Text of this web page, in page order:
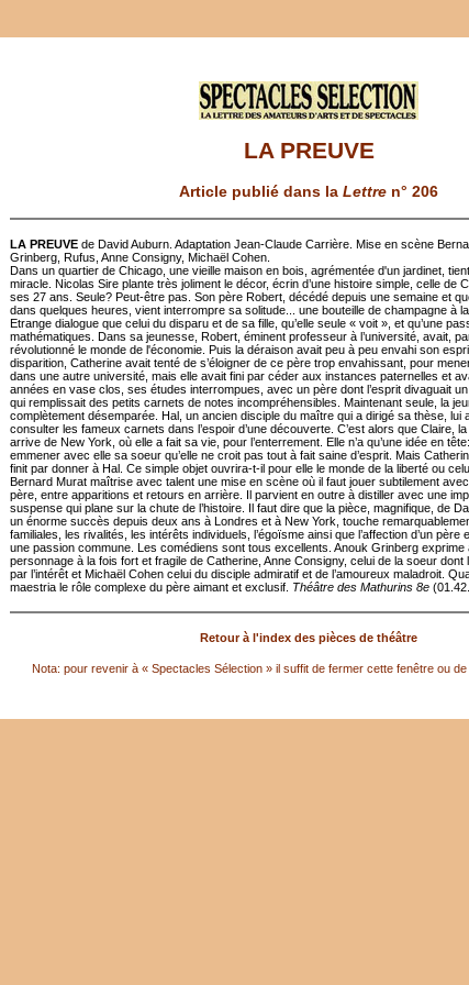
LA PREUVE
Article publié dans la Lettre n° 206
LA PREUVE de David Auburn. Adaptation Jean-Claude Carrière. Mise en scène
Grinberg, Rufus, Anne Consigny, Michaël Cohen.
Dans un quartier de Chicago, une vieille maison en bois, agrémentée d'un jardinet,
miracle. Nicolas Sire plante très joliment le décor, écrin d’une histoire simple, celle de
ses 27 ans. Seule? Peut-être pas. Son père Robert, décédé depuis une semaine et
dans quelques heures, vient interrompre sa solitude... une bouteille de champagne à la
Etrange dialogue que celui du disparu et de sa fille, qu’elle seule « voit », et qu’une
mathématiques. Dans sa jeunesse, Robert, éminent professeur à l’université, avait,
révolutionné le monde de l'économie. Puis la déraison avait peu à peu envahi son
disparition, Catherine avait tenté de s’éloigner de ce père trop envahissant, pour
dans une autre université, mais elle avait fini par céder aux instances paternelles et
années en vase clos, ses études interrompues, avec un père dont l’esprit divaguait
qui remplissait des petits carnets de notes incompréhensibles. Maintenant seule, la
complètement désemparée. Hal, un ancien disciple du maître qui a dirigé sa thèse, lui
consulter les fameux carnets dans l’espoir d’une découverte. C’est alors que Claire,
arrive de New York, où elle a fait sa vie, pour l’enterrement. Elle n’a qu’une idée en
emmener avec elle sa soeur qu’elle ne croit pas tout à fait saine d’esprit. Mais
finit par donner à Hal. Ce simple objet ouvrira-t-il pour elle le monde de la liberté ou
Bernard Murat maîtrise avec talent une mise en scène où il faut jouer subtilement
père, entre apparitions et retours en arrière. Il parvient en outre à distiller avec une
suspense qui plane sur la chute de l’histoire. Il faut dire que la pièce, magnifique, de
un énorme succès depuis deux ans à Londres et à New York, touche
familiales, les rivalités, les intérêts individuels, l’égoïsme ainsi que l’affection d’un père
une passion commune. Les comédiens sont tous excellents. Anouk Grinberg
personnage à la fois fort et fragile de Catherine, Anne Consigny, celui de la soeur
par l’intérêt et Michaël Cohen celui du disciple admiratif et de l’amoureux maladroit.
maestria le rôle complexe du père aimant et exclusif. Théâtre des Mathurins 8e
Retour à l'index des pièces de théâtre
Nota: pour revenir à « Spectacles Sélection » il suffit de fermer cette fenêtre ou